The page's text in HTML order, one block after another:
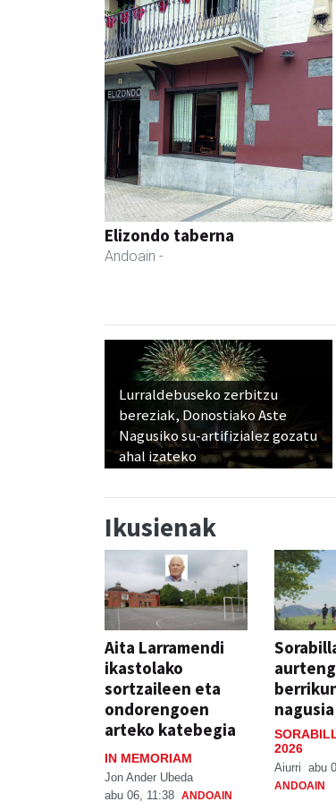
Elizondo taberna
Andoain -
Lurraldebuseko zerbitzu
bereziak, Donostiako Aste
Nagusiko su-artifizialez gozatu
ahal izateko
Ikusienak
Aita Larramendi
ikastolako
sortzaileen eta
ondorengoen
arteko katebegia
IN MEMORIAM
Jon Ander Ubeda
abu 06, 11:38 ANDOAIN
nagusia
2026
Aiurri abu
ANDOAIN